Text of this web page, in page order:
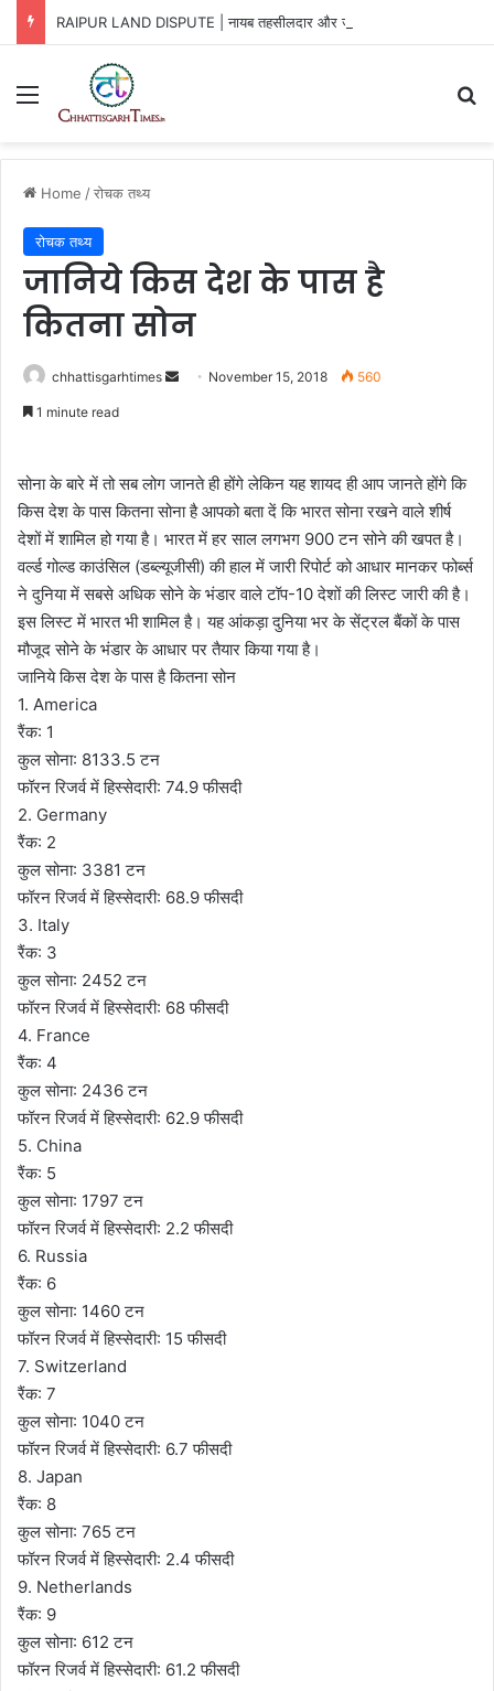
Menu
Home /रोचक तथ्य
रोचक तथ्य
जानिये किस देश के पास है
कितना सोन
chhattisgarhtimes
Send November 15, 2018 560
1 minute read
सोना के बारे में तो सब लोग जानते ही होंगे लेकिन यह शायद ही आप जानते होंगे कि
किस देश के पास कितना सोना है आपको बता दें कि भारत सोना रखने वाले शीर्ष
देशों में शामिल हो गया है। भारत में हर साल लगभग 900 टन सोने की खपत है।
वर्ल्ड गोल्ड काउंसिल (डब्ल्यूजीसी) की हाल में जारी रिपोर्ट को आधार मानकर फोर्ब्स
ने दुनिया में सबसे अधिक सोने के भंडार वाले टॉप-10 देशों की लिस्ट जारी की है।
इस लिस्ट में भारत भी शामिल है। यह आंकड़ा दुनिया भर के सेंट्रल बैंकों के पास
मौजूद सोने के भंडार के आधार पर तैयार किया गया है।
जानिये किस देश के पास है कितना सोन
1. America
रैंक: 1
कुल सोना: 8133.5 टन
फॉरन रिजर्व में हिस्‍सेदारी: 74.9 फीसदी
2. Germany
रैंक: 2
कुल सोना: 3381 टन
फॉरन रिजर्व में हिस्‍सेदारी: 68.9 फीसदी
3. Italy
रैंक: 3
कुल सोना: 2452 टन
फॉरन रिजर्व में हिस्‍सेदारी: 68 फीसदी
4. France
रैंक: 4
कुल सोना: 2436 टन
फॉरन रिजर्व में हिस्‍सेदारी: 62.9 फीसदी
5. China
रैंक: 5
कुल सोना: 1797 टन
फॉरन रिजर्व में हिस्‍सेदारी: 2.2 फीसदी
6. Russia
रैंक: 6
कुल सोना: 1460 टन
फॉरन रिजर्व में हिस्‍सेदारी: 15 फीसदी
7. Switzerland
रैंक: 7
कुल सोना: 1040 टन
फॉरन रिजर्व में हिस्‍सेदारी: 6.7 फीसदी
8. Japan
रैंक: 8
कुल सोना: 765 टन
फॉरन रिजर्व में हिस्‍सेदारी: 2.4 फीसदी
9. Netherlands
रैंक: 9
कुल सोना: 612 टन
फॉरन रिजर्व में हिस्‍सेदारी: 61.2 फीसदी